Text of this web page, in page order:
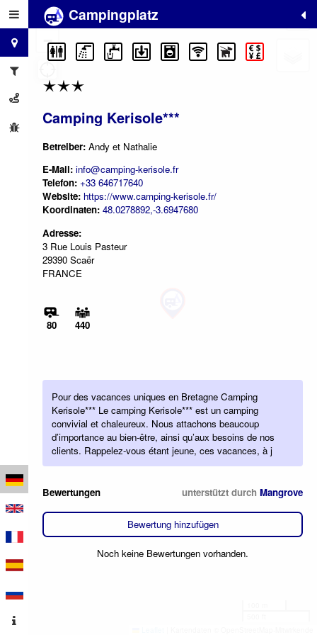
Campingplatz
Camping Kerisole***
Betreiber: Andy et Nathalie
E-Mail: info@camping-kerisole.fr
Telefon: +33 646717640
Website: https://www.camping-kerisole.fr/
Koordinaten: 48.0278892,-3.6947680
Adresse:
3 Rue Louis Pasteur
29390 Scaër
FRANCE
80 440
Pour des vacances uniques en Bretagne Camping
Kerisole*** Le camping Kerisole*** est un camping
convivial et chaleureux. Nous attachons beaucoup
d’importance au bien-être, ainsi qu’aux besoins de nos
clients. Rappelez-vous étant jeune, ces vacances, à j
Bewertungen unterstützt durch Mangrove
Bewertung hinzufügen
Noch keine Bewertungen vorhanden.
+
−